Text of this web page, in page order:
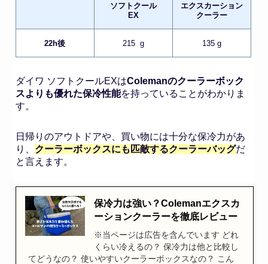
ソフトクール
EX
エクスカーション
クーラー
22h後 215 g 135 g
ダイワ ソフトクールEXはColemanのクーラーボック
スよりも優れた保冷性能を持っていることがわかりま
す。
日帰りのアウトドアや、買い物には十分な保冷力があ
り、 クーラーボックスにも匹敵するクーラーバッグだ
と言えます。
保冷力は強い？Colemanエクスカ
ーションクーラーを徹底レビュー
※当ページは広告を含んでいます どれ
くらい冷えるの？ 保冷力は他と比較し
てどうなの？ 使いやすいクーラーボックスなの？ こん